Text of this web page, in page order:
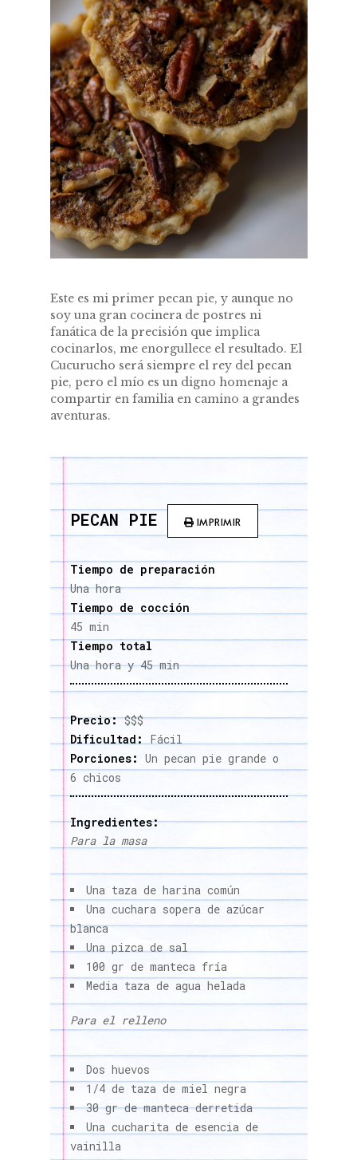
Este es mi primer pecan pie, y aunque no
soy una gran cocinera de postres ni
fanática de la precisión que implica
cocinarlos, me enorgullece el resultado. El
Cucurucho será siempre el rey del pecan
pie, pero el mío es un digno homenaje a
compartir en familia en camino a grandes
aventuras.
PECAN PIE IMPRIMIR
Tiempo de preparación
Una hora
Tiempo de cocción
45 min
Tiempo total
Una hora y 45 min
Precio:$$$
Dificultad:Fácil
Porciones: Un pecan pie grande o
6 chicos
Ingredientes:
Para la masa
Una taza de harina común
Una cuchara sopera de azúcar
blanca
Una pizca de sal
100 gr de manteca fría
Media taza de agua helada
Para el relleno
Dos huevos
1/4 de taza de miel negra
30 gr de manteca derretida
Una cucharita de esencia de
vainilla